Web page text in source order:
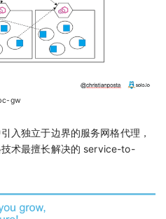
gw
入独立于边界的服务网格代理，
技术最擅长解决的 service-to-